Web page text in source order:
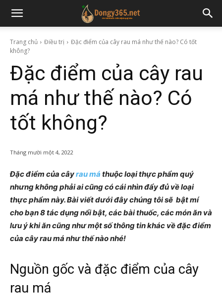
Trang chủ Điều trị
Đặc điểm của cây rau má như thế nào? Có tốt
không?
Đặc điểm của cây rau
má như thế nào? Có
tốt không?
Tháng mười một 4, 2022
Đặc điểm của câyrau má thuộc loại thực phẩm quý
nhưng không phải ai cũng có cái nhìn đẩy đủ về loại
thực phẩm này. Bài viết dưới đây chúng tôi sẽ bật mí
cho bạn 8 tác dụng nổi bật, các bài thuốc, các món ăn và
lưu ý khi ăn cũng như một số thông tin khác về đặc điểm
của cây rau má như thế nào nhé!
Nguồn gốc và đặc điểm của cây
rau má